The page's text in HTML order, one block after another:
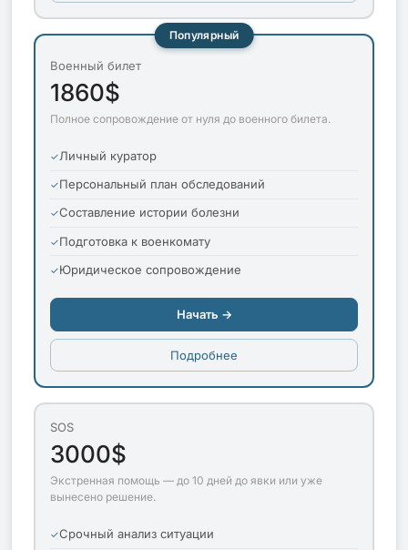
Популярный
Военный билет
1860$
Полное сопровождение от нуля до военного билета.
Личный куратор
Персональный план обследований
Составление истории болезни
Подготовка к военкомату
Юридическое сопровождение
Начать →
Подробнее
SOS
3000$
Экстренная помощь — до 10 дней до явки или уже
вынесено решение.
Срочный анализ ситуации